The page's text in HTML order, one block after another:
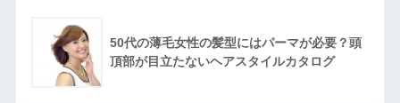
50代の薄毛女性の髪型にはパーマが必要？頭
頂部が目立たないヘアスタイルカタログ